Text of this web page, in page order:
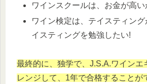
ワインスクールは、お金が高い
ワイン検定は、テイスティン
イスティングを勉強したい!
最終的に、独学で、J.S.A.ワインエ
レンジして、1年で合格することが